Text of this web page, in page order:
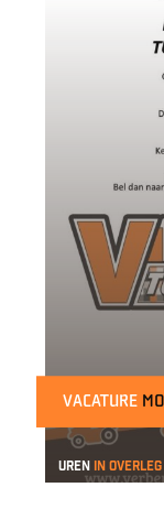
VACATURE
uren in overleg